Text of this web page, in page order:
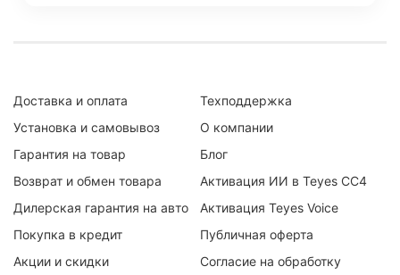
Доставка и оплата
Установка и самовывоз
Гарантия на товар
Возврат и обмен товара
Дилерская гарантия на авто
Покупка в кредит
Акции и скидки
Техподдержка
О компании
Блог
Активация ИИ в Teyes CC4
Активация Teyes Voice
Публичная оферта
Согласие на обработку